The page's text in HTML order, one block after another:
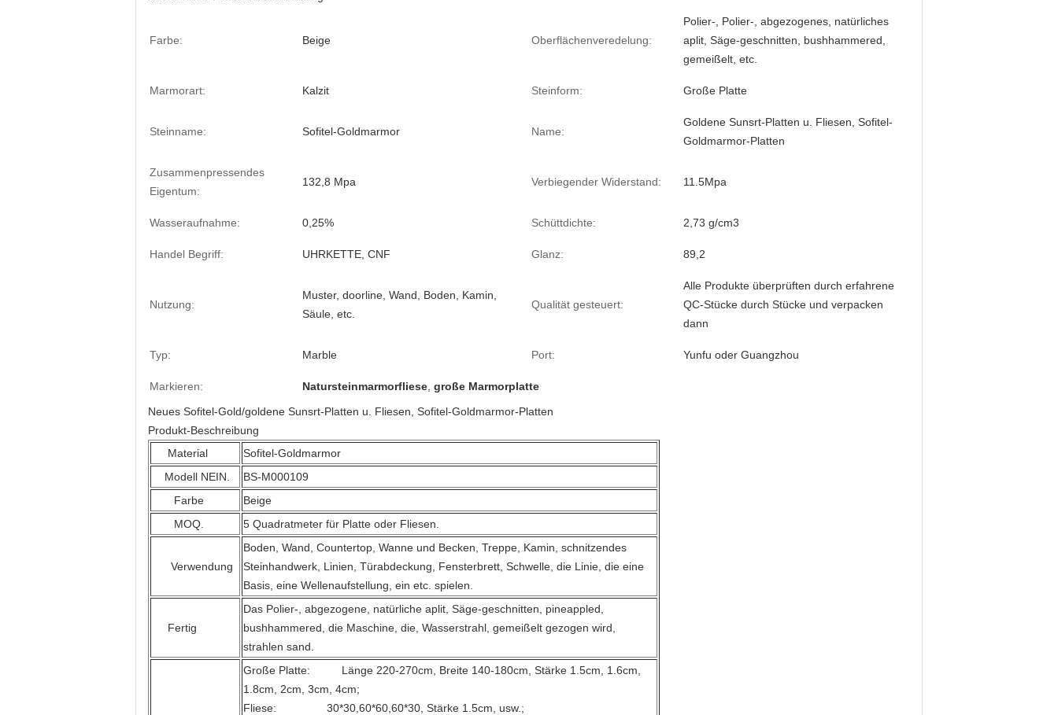
Farbe: Beige Oberflächenveredelung:
Polier-, Polier-, abgezogenes, natürliches
aplit, Säge-geschnitten, bushhammered,
gemeißelt, etc.
Marmorart: Kalzit Steinform: Große Platte
Steinname: Sofitel-Goldmarmor Name:
Goldene Sunsrt-Platten u. Fliesen, Sofitel-
Goldmarmor-Platten
Zusammenpressendes
Eigentum:
132,8 Mpa Verbiegender Widerstand: 11.5Mpa
Wasseraufnahme: 0,25% Schüttdichte: 2,73 g/cm3
Handel Begriff: UHRKETTE, CNF Glanz: 89,2
Nutzung:
Muster, doorline, Wand, Boden, Kamin,
Säule, etc.
Qualität gesteuert:
Alle Produkte überprüften durch erfahrene
QC-Stücke durch Stücke und verpacken
dann
Typ: Marble Port: Yunfu oder Guangzhou
Markieren: Natursteinmarmorfliese große Marmorplatte
Neues Sofitel-Gold/goldene Sunsrt-Platten u. Fliesen, Sofitel-Goldmarmor-Platten
Produkt-Beschreibung
Material
Sofitel-Goldmarmor
Modell NEIN.
BS-M000109
Farbe
Beige
MOQ.
5 Quadratmeter für Platte oder Fliesen.
Verwendung
Boden, Wand, Countertop, Wanne und Becken, Treppe, Kamin, schnitzendes
Steinhandwerk, Linien, Türabdeckung, Fensterbrett, Schwelle, die Linie, die eine
Basis, eine Wellenaufstellung, ein etc. spielen.
Fertig
Das Polier-, abgezogene, natürliche aplit, Säge-geschnitten, pineappled,
bushhammered, die Maschine, die, Wasserstrahl, gemeißelt gezogen wird,
strahlen sand.
Große Platte: Länge 220-270cm, Breite 140-180cm, Stärke 1.5cm, 1.6cm,
1.8cm, 2cm, 3cm, 4cm;
Fliese: 30*30,60*60,60*30, Stärke 1.5cm, usw.;